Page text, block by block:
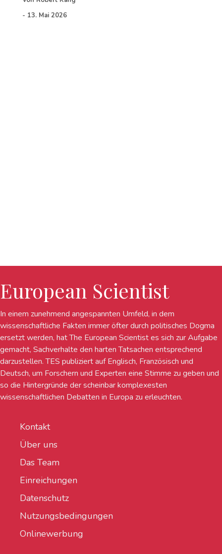
- 13. Mai 2026
European Scientist
In einem zunehmend angespannten Umfeld, in dem
wissenschaftliche Fakten immer öfter durch politisches Dogma
ersetzt werden, hat The European Scientist es sich zur Aufgabe
gemacht, Sachverhalte den harten Tatsachen entsprechend
darzustellen. TES publiziert auf Englisch, Französisch und
Deutsch, um Forschern und Experten eine Stimme zu geben und
so die Hintergründe der scheinbar komplexesten
wissenschaftlichen Debatten in Europa zu erleuchten.
Kontakt
Über uns
Das Team
Einreichungen
Datenschutz
Nutzungsbedingungen
Onlinewerbung